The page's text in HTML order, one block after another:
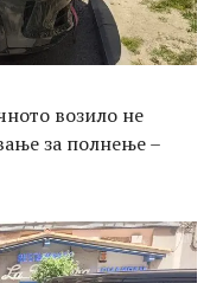
возило не
за полнење –